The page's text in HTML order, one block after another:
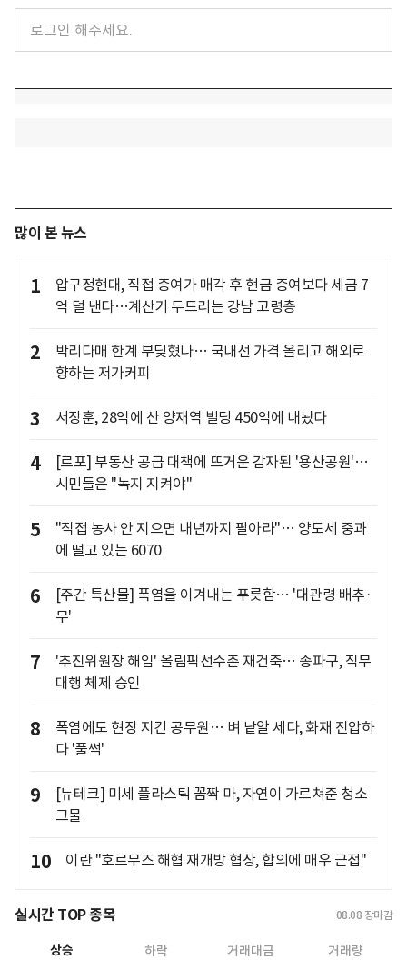
많이 본 뉴스
1
압구정현대, 직접 증여가 매각 후 현금 증여보다 세금 7
억 덜 낸다…계산기 두드리는 강남 고령층
2
박리다매 한계 부딪혔나… 국내선 가격 올리고 해외로
향하는 저가커피
3 서장훈, 28억에 산 양재역 빌딩 450억에 내놨다
4
[르포] 부동산 공급 대책에 뜨거운 감자된 '용산공원'…
시민들은 "녹지 지켜야"
5
"직접 농사 안 지으면 내년까지 팔아라"… 양도세 중과
에 떨고 있는 6070
6
[주간 특산물] 폭염을 이겨내는 푸릇함… '대관령 배추·
무'
7
'추진위원장 해임' 올림픽선수촌 재건축… 송파구, 직무
대행 체제 승인
8
폭염에도 현장 지킨 공무원… 벼 낱알 세다, 화재 진압하
다 '풀썩'
9
[뉴테크] 미세 플라스틱 꼼짝 마, 자연이 가르쳐준 청소
그물
10 이란 "호르무즈 해협 재개방 협상, 합의에 매우 근접"
실시간 TOP 종목 08.08 장마감
상승 하락 거래대금 거래량